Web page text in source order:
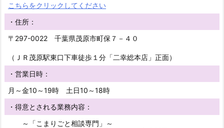
こちらをクリックしてください
・住所：
〒297-0022 千葉県茂原市町保７－４０
（ＪＲ茂原駅東口下車徒歩１分「二幸総本店」正面）
・営業日時：
月～金10～19時 土日10～18時
・得意とされる業務内容：
～「こまりごと相談専門」～